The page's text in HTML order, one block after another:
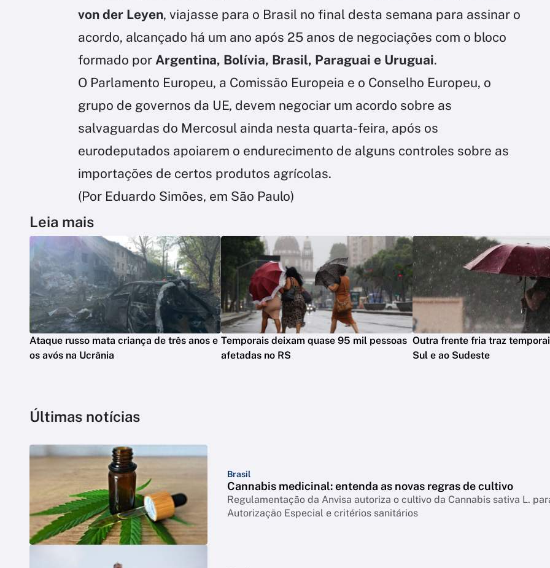
von der Leyen, viajasse para o Brasil no final desta semana para assinar o
acordo, alcançado há um ano após 25 anos de negociações com o bloco
formado por Argentina, Bolívia, Brasil, Paraguai e Uruguai.
O Parlamento Europeu, a Comissão Europeia e o Conselho Europeu, o
grupo de governos da UE, devem negociar um acordo sobre as
salvaguardas do Mercosul ainda nesta quarta-feira, após os
eurodeputados apoiarem o endurecimento de alguns controles sobre as
importações de certos produtos agrícolas.
(Por Eduardo Simões, em São Paulo)
Leia mais
Ataque russo mata criança de três anos e
os avós na Ucrânia
Temporais deixam quase 95 mil pessoas
afetadas no RS
Outra frente fria traz
Sul e ao Sudeste
Últimas notícias
Brasil
Cannabis medicinal: entenda as novas regras de cultivo
Regulamentação da Anvisa autoriza o cultivo da Cannabis sativa L.
Autorização Especial e critérios sanitários